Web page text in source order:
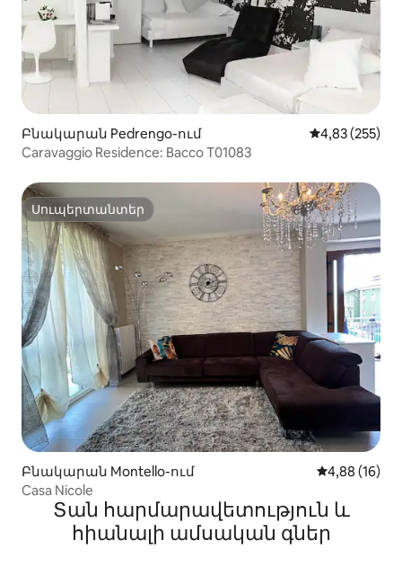
Բնակարան Pedrengo-ում Միջին
4,83 (255)
Caravaggio Residence: Bacco T01083
Սուպերտանտեր
Սուպերտանտեր
Բնակարան Montello-ում Միջին
4,88 (16)
Casa Nicole
Տան հարմարավետություն և
հիանալի ամսական գներ